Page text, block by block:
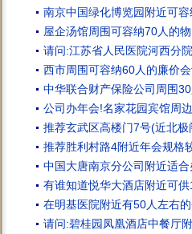
南京中国绿化博览园附近可
屋企汤馆周围可容纳70人的
请问:江苏省人民医院河西分
西市周围可容纳60人的廉价
中华联合财产保险公司周围
公司办年会!名家花园宾馆周
推荐玄武区高楼门7号(近北
推荐胜利村路4附近年会规格
中国大唐南京分公司附近适
有谁知道悦华大酒店附近可
在明基医院附近有50人左右
请问:碧桂园凤凰酒店中餐厅